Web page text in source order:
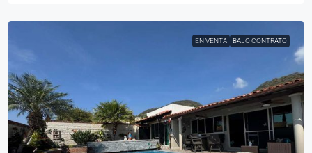
EN VENTA BAJO CONTRATO